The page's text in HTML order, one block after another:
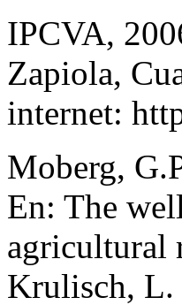
IPCVA,
Zapiola,
internet:
Moberg,
En: The
agricultural
Krulisch, L.